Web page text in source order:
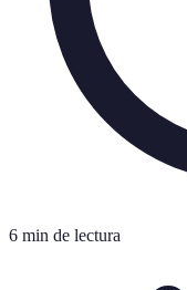
6 min de lectura